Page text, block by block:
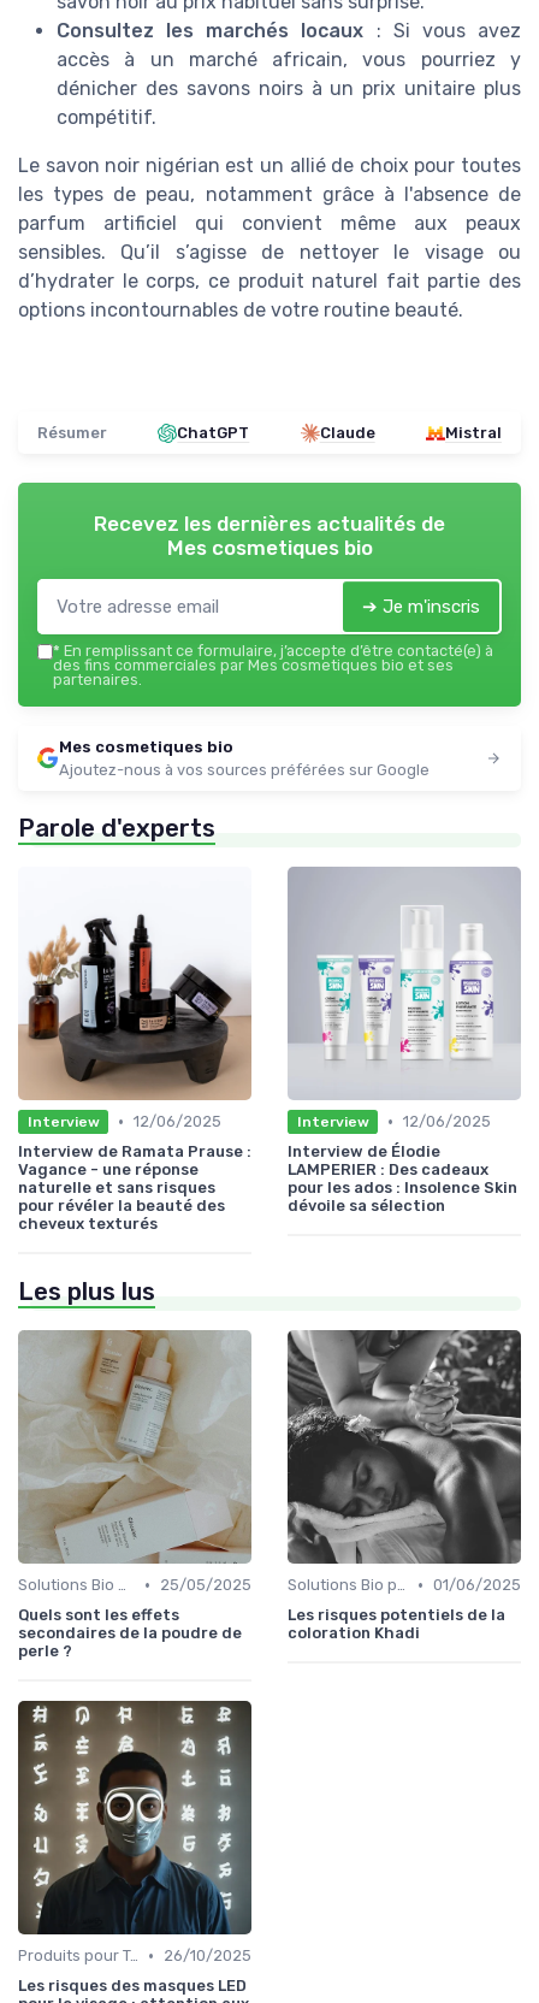
Consultez les marchés locaux : Si vous avez
accès à un marché africain, vous pourriez y
dénicher des savons noirs à un prix unitaire plus
compétitif.
Le savon noir nigérian est un allié de choix pour toutes
les types de peau, notamment grâce à l'absence de
parfum artificiel qui convient même aux peaux
sensibles. Qu’il s’agisse de nettoyer le visage ou
d’hydrater le corps, ce produit naturel fait partie des
options incontournables de votre routine beauté.
Résumer ChatGPT Claude Mistral
Recevez les dernières actualités de
Mes cosmetiques bio
➔ Je m'inscris
* En remplissant ce formulaire, j’accepte d’être contacté(e) à
des fins commerciales par Mes cosmetiques bio et ses
partenaires.
Mes cosmetiques bio
Ajoutez-nous à vos sources préférées sur Google
Parole d'experts
Interview • 12/06/2025
Interview de Ramata Prause :
Vagance - une réponse
naturelle et sans risques
pour révéler la beauté des
cheveux texturés
Interview • 12/06/2025
Interview de Élodie
LAMPERIER : Des cadeaux
pour les ados : Insolence Skin
dévoile sa sélection
Les plus lus
Solutions Bio pour Problèmes de Peau •
25/05/2025
Quels sont les effets
secondaires de la poudre de
perle ?
Solutions Bio pour Problèmes de Peau • 01/06/2025
Les risques potentiels de la
coloration Khadi
Produits pour Types de Peau •
26/10/2025
Les risques des masques LED